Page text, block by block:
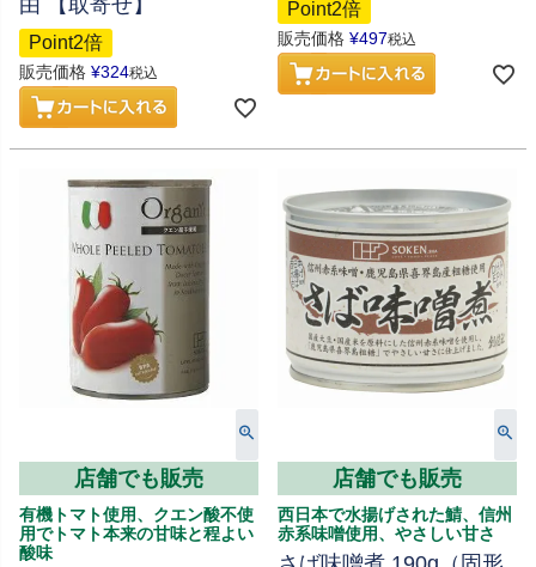
由 【取寄せ】
Point2倍
販売価格 ¥324税込
Point2倍
販売価格 ¥497税込
店舗でも販売
有機トマト使用、クエン酸不使
用でトマト本来の甘味と程よい
酸味
店舗でも販売
西日本で水揚げされた鯖、信州
赤系味噌使用、やさしい甘さ